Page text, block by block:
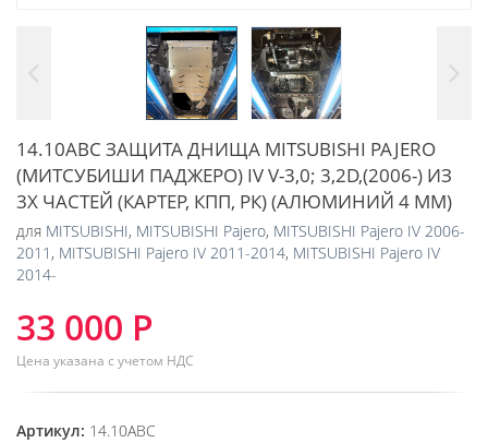
14.10ABC ЗАЩИТА ДНИЩА MITSUBISHI PAJERO
(МИТСУБИШИ ПАДЖЕРО) IV V-3,0; 3,2D,(2006-) ИЗ
3Х ЧАСТЕЙ (КАРТЕР, КПП, РК) (АЛЮМИНИЙ 4 ММ)
для MITSUBISHI, MITSUBISHI Pajero, MITSUBISHI Pajero IV 2006-
2011 , MITSUBISHI Pajero IV 2011-2014, MITSUBISHI Pajero IV
2014-
33 000 Р
Цена указана с учетом НДС
Артикул: 14.10ABC